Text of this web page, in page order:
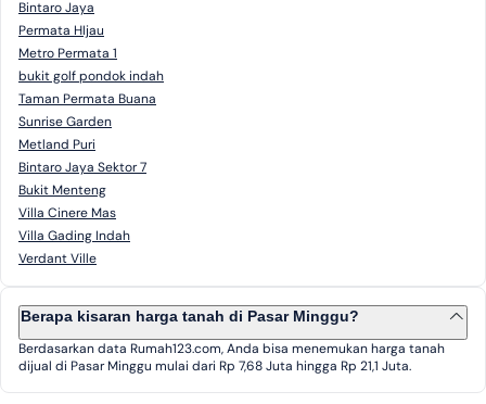
Bintaro Jaya
Permata HIjau
Metro Permata 1
bukit golf pondok indah
Taman Permata Buana
Sunrise Garden
Metland Puri
Bintaro Jaya Sektor 7
Bukit Menteng
Villa Cinere Mas
Villa Gading Indah
Verdant Ville
Berapa kisaran harga tanah di Pasar Minggu?
Berdasarkan data Rumah123.com, Anda bisa menemukan harga tanah
dijual di Pasar Minggu mulai dari Rp 7,68 Juta hingga Rp 21,1 Juta.